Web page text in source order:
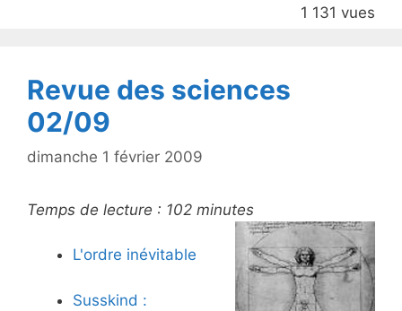
k
1 131 vues
Revue des sciences
02/09
dimanche 1 février 2009
Temps de lecture : 102 minutes
L'ordre inévitable
Susskind :